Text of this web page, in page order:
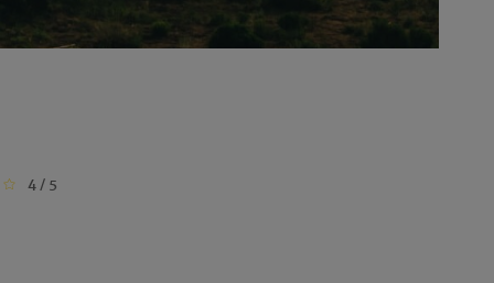
4 / 5